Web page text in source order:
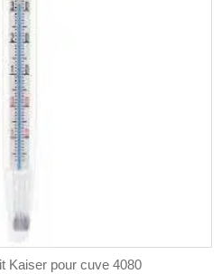
Kaiser pour cuve 4080